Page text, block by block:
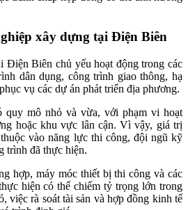
xây dựng tại Điện Biên
Điện Biên chủ yếu hoạt động trong các
dân dụng, công trình giao thông, hạ
vụ các dự án phát triển địa phương.
quy mô nhỏ và vừa, với phạm vi hoạt
hoặc khu vực lân cận. Vì vậy, giá trị
vào năng lực thi công, đội ngũ kỹ
trình đã thực hiện.
hợp, máy móc thiết bị thi công và các
hiện có thể chiếm tỷ trọng lớn trong
việc rà soát tài sản và hợp đồng kinh tế